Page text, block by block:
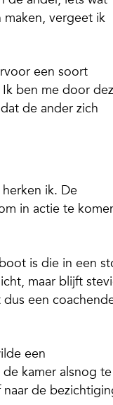
vergeet ik
een soort
ben me door
de ander zich
ik. De
in actie te
is die in een
maar blijft
een
een
kamer alsnog te
de